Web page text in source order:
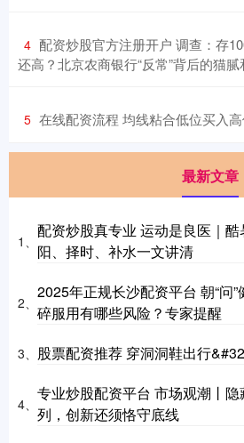
4 配资炒股官方注册开户 调查：存
还高？北京农商银行“反常”背后的猫
5 在线配资流程 均线粘合低位买入
最新文章
1、
配资炒股真专业 运动是良医｜
阳、择时、补水一文讲清
2、
2025年正规长沙配资平台 朝“问
碎服用有哪些风险？专家提醒
3、 股票配资推荐 穿洞洞鞋出行
4、
专业炒股配资平台 市场观潮丨
列，创新还须恪守底线